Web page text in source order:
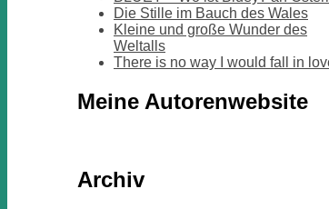
Die Stille im Bauch des Wales
Kleine und große Wunder des
Weltalls
There is no way I would fall in
Meine Autorenwebsite
Archiv